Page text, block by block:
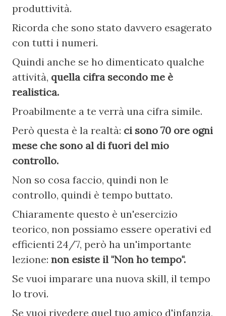
produttività.
Ricorda che sono stato davvero esagerato
con tutti i numeri.
Quindi anche se ho dimenticato qualche
attività, quella cifra secondo me è
realistica.
Proabilmente a te verrà una cifra simile.
Però questa è la realtà: ci sono 70 ore ogni
mese che sono al di fuori del mio
controllo.
Non so cosa faccio, quindi non le
controllo, quindi è tempo buttato.
Chiaramente questo è un'esercizio
teorico, non possiamo essere operativi ed
efficienti 24/7, però ha un'importante
lezione: non esiste il "Non ho tempo".
Se vuoi imparare una nuova skill, il tempo
lo trovi.
Se vuoi rivedere quel tuo amico d'infanzia,